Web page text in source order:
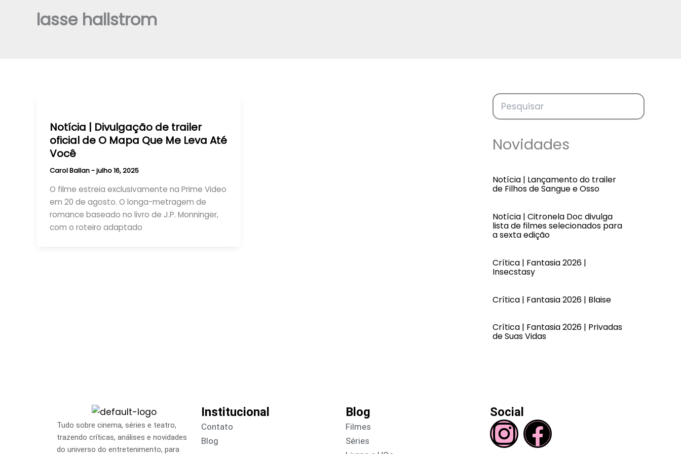
lasse hallstrom
Notícia | Divulgação de trailer
oficial de O Mapa Que Me Leva Até
Você
Carol Ballan-julho 16, 2025
O filme estreia exclusivamente na Prime Video
em 20 de agosto. O longa-metragem de
romance baseado no livro de J.P. Monninger,
com o roteiro adaptado
Novidades
Notícia | Lançamento do trailer
de Filhos de Sangue e Osso
Notícia | Citronela Doc divulga
lista de filmes selecionados para
a sexta edição
Crítica | Fantasia 2026 |
Insecstasy
Crítica | Fantasia 2026 | Blaise
Crítica | Fantasia 2026 | Privadas
de Suas Vidas
Tudo sobre cinema, séries e teatro,
trazendo críticas, análises e novidades
do universo do entretenimento, para
Institucional
Contato
Blog
Blog
Filmes
Séries
Social
I F